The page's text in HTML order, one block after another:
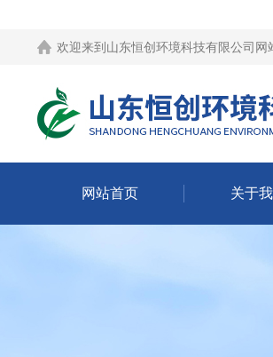
欢迎来到 山东恒创环境科技有限公司网
网站首页 关于